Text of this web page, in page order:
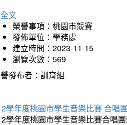
文
榮譽事項：桃園市競賽
發佈單位：學務處
建立時間：2023-11-15
瀏覽次數：569
發布者：訓育組
學年度桃園市學生音樂比賽 合唱
學年度桃園市學生音樂比賽合唱